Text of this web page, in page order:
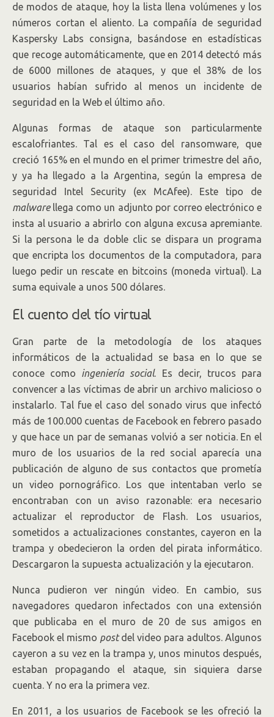
de modos de ataque, hoy la lista llena volúmenes y los
números cortan el aliento. La compañía de seguridad
Kaspersky Labs consigna, basándose en estadísticas
que recoge automáticamente, que en 2014 detectó más
de 6000 millones de ataques, y que el 38% de los
usuarios habían sufrido al menos un incidente de
seguridad en la Web el último año.
Algunas formas de ataque son particularmente
escalofriantes. Tal es el caso del ransomware, que
creció 165% en el mundo en el primer trimestre del año,
y ya ha llegado a la Argentina, según la empresa de
seguridad Intel Security (ex McAfee). Este tipo de
malwarellega como un adjunto por correo electrónico e
insta al usuario a abrirlo con alguna excusa apremiante.
Si la persona le da doble clic se dispara un programa
que encripta los documentos de la computadora, para
luego pedir un rescate en bitcoins (moneda virtual). La
suma equivale a unos 500 dólares.
El cuento del tío virtual
Gran parte de la metodología de los ataques
informáticos de la actualidad se basa en lo que se
conoce como ingeniería social. Es decir, trucos para
convencer a las víctimas de abrir un archivo malicioso o
instalarlo. Tal fue el caso del sonado virus que infectó
más de 100.000 cuentas de Facebook en febrero pasado
y que hace un par de semanas volvió a ser noticia. En el
muro de los usuarios de la red social aparecía una
publicación de alguno de sus contactos que prometía
un video pornográfico. Los que intentaban verlo se
encontraban con un aviso razonable: era necesario
actualizar el reproductor de Flash. Los usuarios,
sometidos a actualizaciones constantes, cayeron en la
trampa y obedecieron la orden del pirata informático.
Descargaron la supuesta actualización y la ejecutaron.
Nunca pudieron ver ningún video. En cambio, sus
navegadores quedaron infectados con una extensión
que publicaba en el muro de 20 de sus amigos en
Facebook el mismo postdel video para adultos. Algunos
cayeron a su vez en la trampa y, unos minutos después,
estaban propagando el ataque, sin siquiera darse
cuenta. Y no era la primera vez.
En 2011, a los usuarios de Facebook se les ofreció la